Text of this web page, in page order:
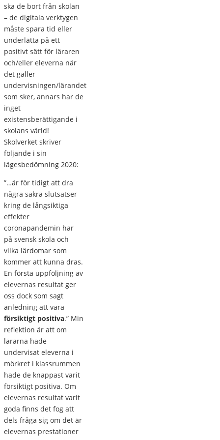
ska de bort från skolan
– de digitala verktygen
måste spara tid eller
underlätta på ett
positivt sätt för läraren
och/eller eleverna när
det gäller
undervisningen/lärandet
som sker, annars har de
inget
existensberättigande i
skolans värld!
Skolverket skriver
följande i sin
lägesbedömning 2020:
”…är för tidigt att dra
några säkra slutsatser
kring de långsiktiga
effekter
coronapandemin har
på svensk skola och
vilka lärdomar som
kommer att kunna dras.
En första uppföljning av
elevernas resultat ger
oss dock som sagt
anledning att vara
försiktigt positiva.” Min
reflektion är att om
lärarna hade
undervisat eleverna i
mörkret i klassrummen
hade de knappast varit
försiktigt positiva. Om
elevernas resultat varit
goda finns det fog att
dels fråga sig om det är
elevernas prestationer